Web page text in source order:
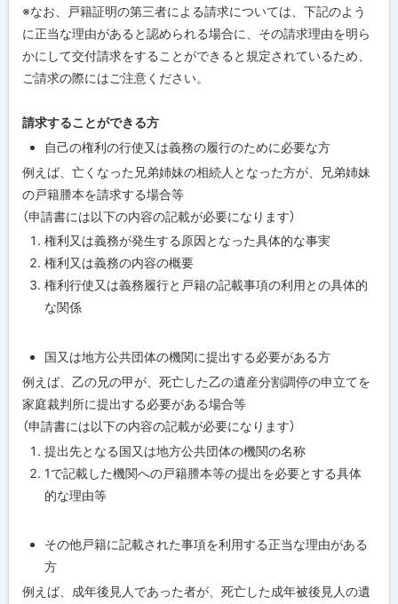
※なお、戸籍証明の第三者による請求については、下記のよう
に正当な理由があると認められる場合に、その請求理由を明ら
かにして交付請求をすることができると規定されているため、
ご請求の際にはご注意ください。
請求することができる方
自己の権利の行使又は義務の履行のために必要な方
例えば、亡くなった兄弟姉妹の相続人となった方が、兄弟姉妹
の戸籍謄本を請求する場合等
（申請書には以下の内容の記載が必要になります）
権利又は義務が発生する原因となった具体的な事実
権利又は義務の内容の概要
権利行使又は義務履行と戸籍の記載事項の利用との具体的
な関係
国又は地方公共団体の機関に提出する必要がある方
例えば、乙の兄の甲が、死亡した乙の遺産分割調停の申立てを
家庭裁判所に提出する必要がある場合等
（申請書には以下の内容の記載が必要になります）
提出先となる国又は地方公共団体の機関の名称
1で記載した機関への戸籍謄本等の提出を必要とする具体
的な理由等
その他戸籍に記載された事項を利用する正当な理由がある
方
例えば、成年後見人であった者が、死亡した成年被後見人の遺